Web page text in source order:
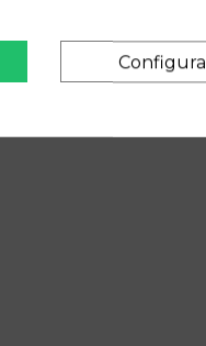
de cuadro instrumentos